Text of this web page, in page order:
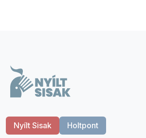
Nyílt Sisak Holtpont